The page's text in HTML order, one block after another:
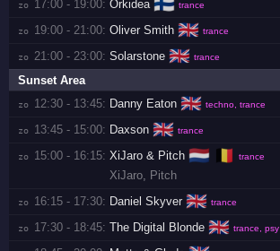
zo 17:00 - 19:00: Orkidea 🇫🇮 trance
zo 19:00 - 21:00: Oliver Smith 🇬🇧 trance
zo 21:00 - 23:00: Solarstone 🇬🇧 trance
Sunset Area
zo 12:30 - 13:45: Danny Eaton 🇬🇧 techno, trance
zo 13:45 - 15:00: Daxson 🇬🇧 trance
zo 15:00 - 16:15: XiJaro & Pitch 🇳🇱 🇧🇪 trance
XiJaro Pitch
zo 16:15 - 17:30: Daniel Skyver 🇬🇧 trance
zo 17:30 - 18:45: The Digital Blonde 🇬🇧 trance, psy